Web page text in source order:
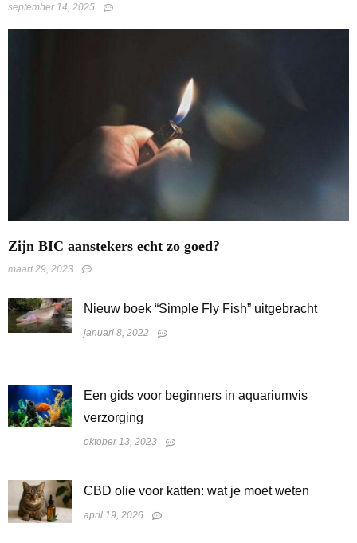
september 14, 2025
Zijn BIC aanstekers echt zo goed?
maart 29, 2023
Nieuw boek “Simple Fly Fish” uitgebracht
januari 8, 2022
Een gids voor beginners in aquariumvis
verzorging
oktober 13, 2023
CBD olie voor katten: wat je moet weten
april 19, 2026